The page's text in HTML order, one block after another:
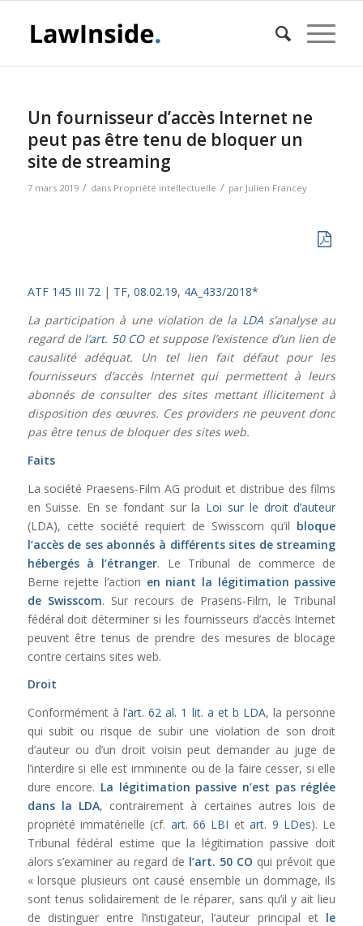
Un fournisseur d’accès Internet ne
peut pas être tenu de bloquer un
site de streaming
7 mars 2019 / dans Propriété intellectuelle / par Julien Francey
ATF 145 III 72| TF, 08.02.19, 4A_433/2018*
La participation à une violation de la LDA s’analyse au
regard de l’art. 50 COet suppose l’existence d’un lien de
causalité adéquat. Un tel lien fait défaut pour les
fournisseurs d’accès Internet qui permettent à leurs
abonnés de consulter des sites mettant illicitement à
disposition des œuvres. Ces providers ne peuvent donc
pas être tenus de bloquer des sites web.
Faits
La société Praesens-Film AG produit et distribue des films
en Suisse. En se fondant sur la Loi sur le droit d’auteur
(LDA), cette société requiert de Swisscom qu’il bloque
l’accès de ses abonnés à différents sites de streaming
hébergés à l’étranger. Le Tribunal de commerce de
Berne rejette l’action en niant la légitimation passive
de Swisscom. Sur recours de Prasens-Film, le Tribunal
fédéral doit déterminer si les fournisseurs d’accès Internet
peuvent être tenus de prendre des mesures de blocage
contre certains sites web.
Droit
Conformément à l’art. 62 al. 1 lit. a et b LDA, la personne
qui subit ou risque de subir une violation de son droit
d’auteur ou d’un droit voisin peut demander au juge de
l’interdire si elle est imminente ou de la faire cesser, si elle
dure encore. La légitimation passive n’est pas réglée
dans la LDA, contrairement à certaines autres lois de
propriété immatérielle (cf. art. 66 LBI etart. 9 LDes). Le
Tribunal fédéral estime que la légitimation passive doit
alors s’examiner au regard de l’art. 50 CO qui prévoit que
« lorsque plusieurs ont causé ensemble un dommage, ils
sont tenus solidairement de le réparer, sans qu’il y ait lieu
de distinguer entre l’instigateur, l’auteur principal et le